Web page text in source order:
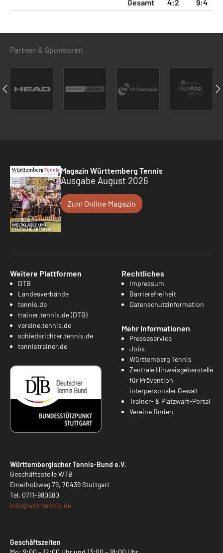
Gesamt
4:2 9:4
Partner & Sponsoren
Magazin Württemberg Tennis
Ausgabe August 2026
Zum Online Magazin
Weitere Plattformen
DTB
Landesverbände
tennis.de
trainer.tennis.de (DTB)
vereine.tennis.de
schiedsrichter.tennis.de
tennistrainer.de
Rechtliches
Impressum
Barrierefreiheit
Datenschutzinformation
Mehr Informationen
Presseservice
Jobs
Württemberg Tennis
Zentrale Hinweisgeberstelle
für Prävention
interpersonaler Gewalt
Trainer- & Platzwart-Portal
Vereine finden
Württembergischer Tennis-Bund e.V.
Geschäftsstelle WTB
Emerholzweg 79, 70439 Stuttgart
Tel. 0711-980680
info@wtb-tennis.de
Geschäftszeiten